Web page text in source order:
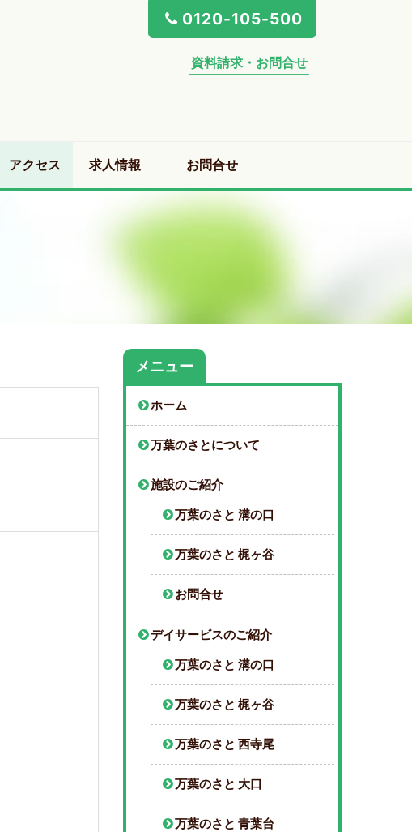
0120-105-500
資料請求・お問合せ
アクセス 求人情報 お問合せ
メニュー
ホーム
万葉のさとについて
施設のご紹介
万葉のさと 溝の口
万葉のさと 梶ヶ谷
お問合せ
デイサービスのご紹介
万葉のさと 溝の口
万葉のさと 梶ヶ谷
万葉のさと 西寺尾
万葉のさと 大口
万葉のさと 青葉台